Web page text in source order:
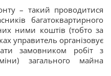
– такий проводитися
багатоквартирного
ними коштів (тобто за
управитель організовує
замовником робіт з
загального майна